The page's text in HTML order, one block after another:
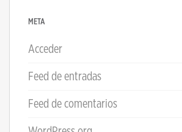
META
Acceder
Feed de entradas
Feed de comentarios